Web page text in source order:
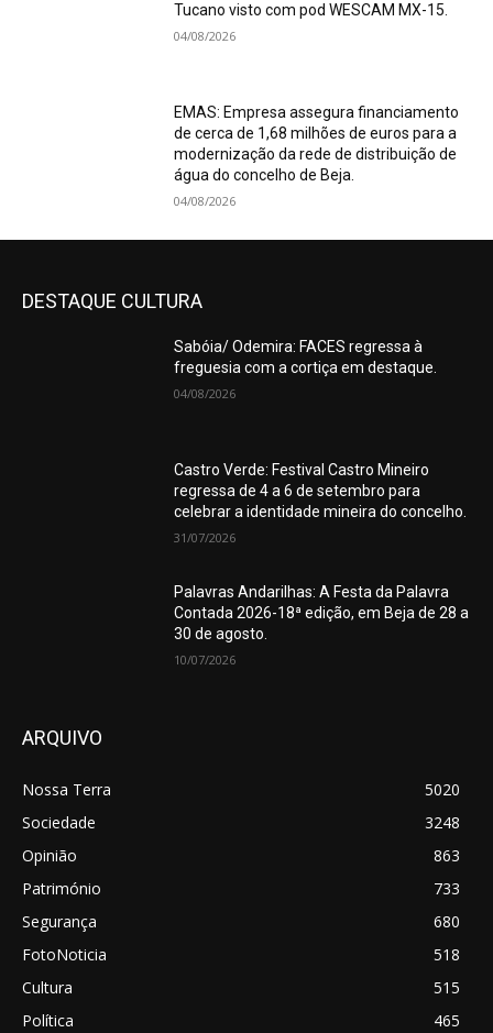
Tucano visto com pod WESCAM MX-15.
04/08/2026
EMAS: Empresa assegura financiamento
de cerca de 1,68 milhões de euros para a
modernização da rede de distribuição de
água do concelho de Beja.
04/08/2026
DESTAQUE CULTURA
Sabóia/ Odemira: FACES regressa à
freguesia com a cortiça em destaque.
04/08/2026
Castro Verde: Festival Castro Mineiro
regressa de 4 a 6 de setembro para
celebrar a identidade mineira do concelho.
31/07/2026
Palavras Andarilhas: A Festa da Palavra
Contada 2026-18ª edição, em Beja de 28 a
30 de agosto.
10/07/2026
ARQUIVO
Nossa Terra
5020
Sociedade
3248
Opinião
863
Património
733
Segurança
680
FotoNoticia
518
Cultura
515
Política
465